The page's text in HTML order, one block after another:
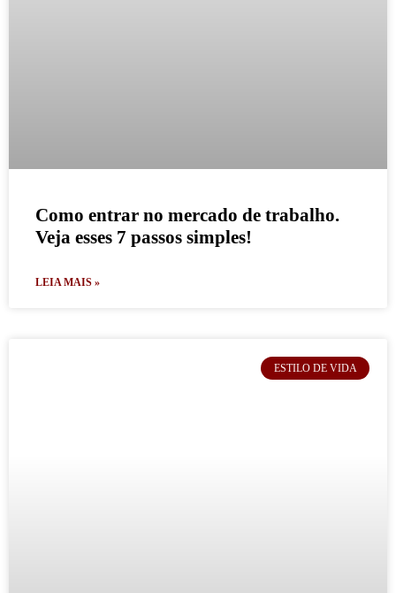
Como entrar no mercado de trabalho.
Veja esses 7 passos simples!
LEIA MAIS »
ESTILO DE VIDA